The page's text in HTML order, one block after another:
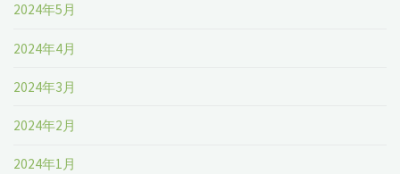
2024年5月
2024年4月
2024年3月
2024年2月
2024年1月